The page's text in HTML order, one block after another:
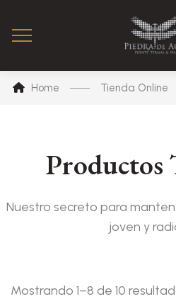
Home Tienda Online
Productos
Nuestro secreto para
joven y
Mostrando 1–8 de 10